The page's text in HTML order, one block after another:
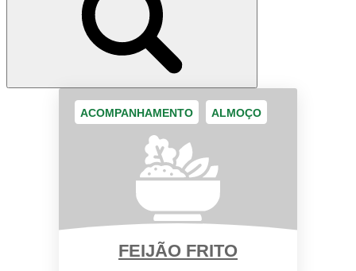
ACOMPANHAMENTO ALMOÇO
FEIJÃO FRITO